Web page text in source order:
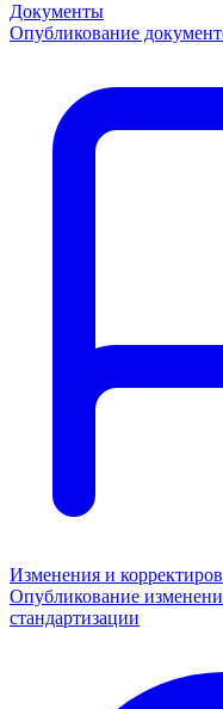
Документы
Опубликование
Изменения и
Опубликование
стандартизации